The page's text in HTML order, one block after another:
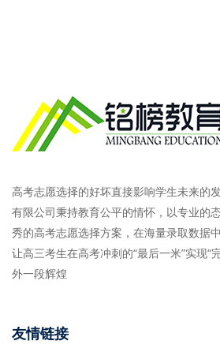
高考志愿选择的好坏直接影响学生未来的
有限公司秉持教育公平的情怀，以专业的
秀的高考志愿选择方案，在海量录取数据
让高三考生在高考冲刺的“最后一米”实现“
外一段辉煌
友情链接